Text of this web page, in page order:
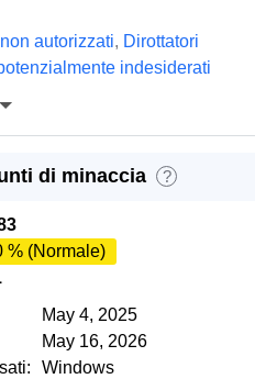
autorizzati, Dirottatori
indesiderati
di minaccia ?
% (Normale)
May 4, 2025
May 16, 2026
Windows